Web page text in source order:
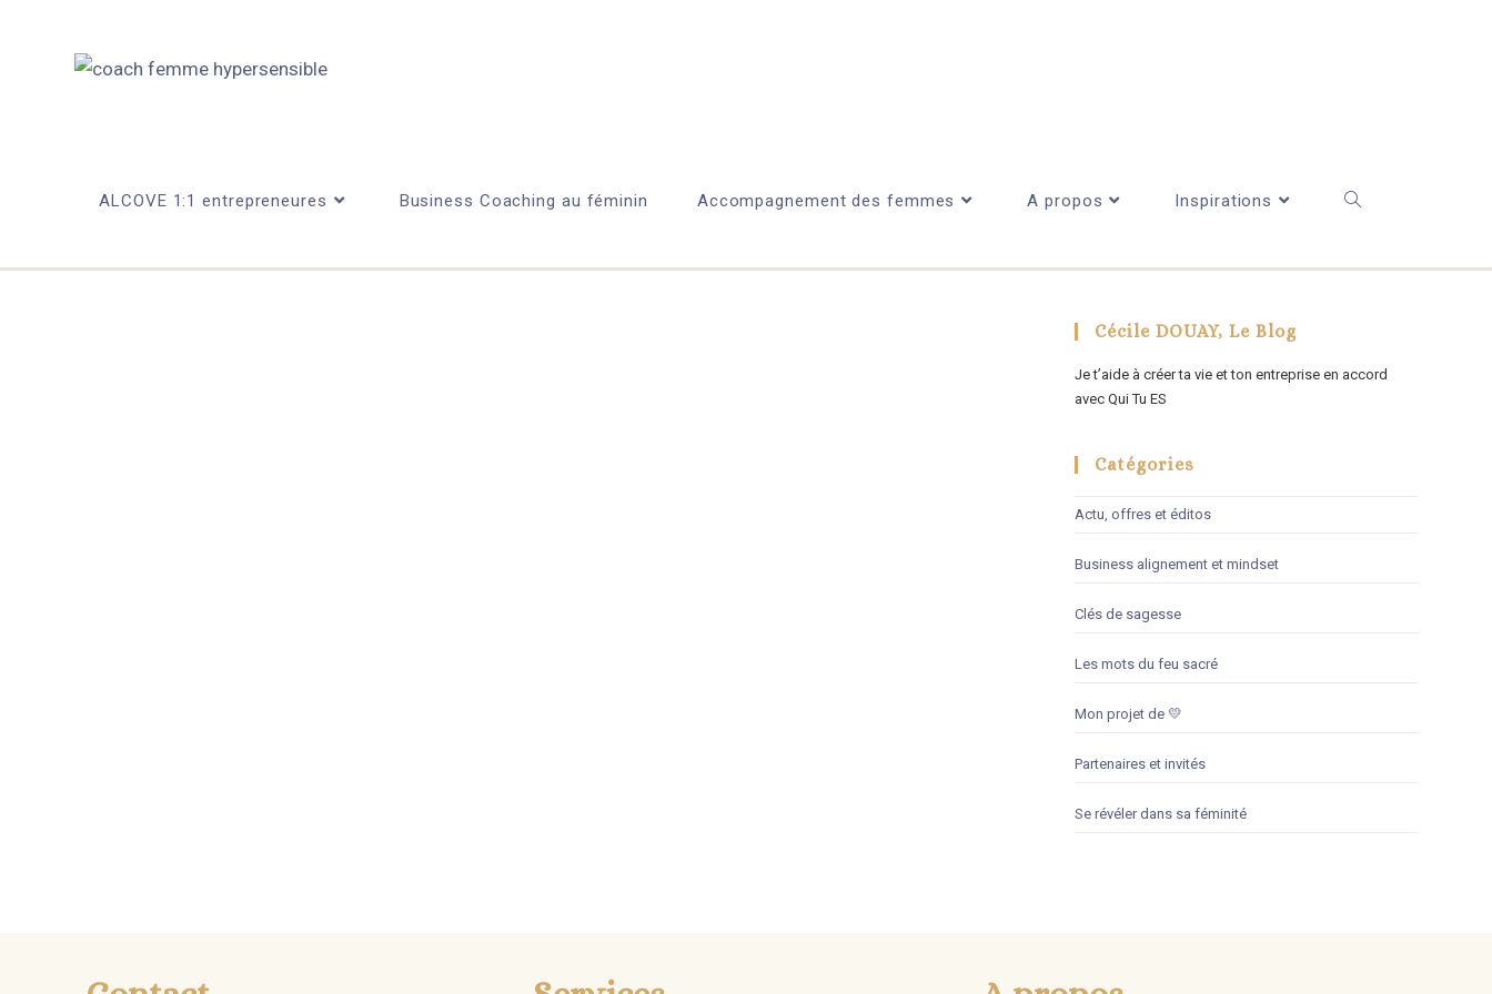
ALCOVE 1:1 entrepreneures Business Coaching au féminin Accompagnement des femmes A propos Inspirations
Cécile DOUAY, Le Blog
Je t’aide à créer ta vie et ton entreprise en accord
avec Qui Tu ES
Catégories
Actu, offres et éditos
Business alignement et mindset
Clés de sagesse
Les mots du feu sacré
Mon projet de 💛
Partenaires et invités
Se révéler dans sa féminité